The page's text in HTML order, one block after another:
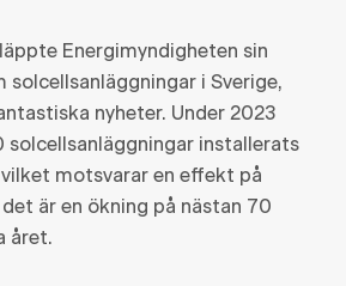
Energimyndigheten sin
solcellsanläggningar i Sverige,
nyheter. Under 2023
solcellsanläggningar installerats
motsvarar en effekt på
är en ökning på nästan 70
året.